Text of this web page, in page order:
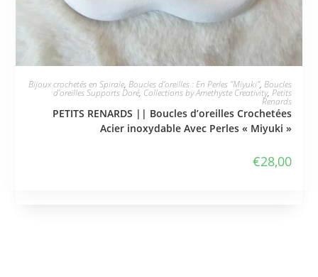
JE L'ADOPTE
Bijoux crochetés en Spirale, Boucles d'oreilles : En Perles "Miyuki", Boucles
d'oreilles Supports Doré, Collections by Amethyste Creativity, Petits
Renards
PETITS RENARDS || Boucles d’oreilles Crochetées
Acier inoxydable Avec Perles « Miyuki »
€28,00